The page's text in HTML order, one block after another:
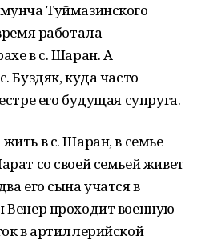
Туймазинского
работала
в с. Шаран. А
Буздяк, куда часто
его будущая супруга.
в с. Шаран, в семье
со своей семьей живет
его сына учатся в
проходит военную
в артиллерийской